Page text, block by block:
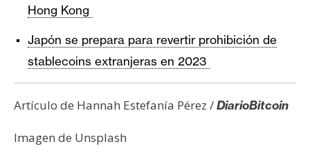
Hong Kong
Japón se prepara para revertir prohibición de
stablecoins extranjeras en 2023
Artículo de Hannah Estefanía Pérez /DiarioBitcoin
Imagen de Unsplash